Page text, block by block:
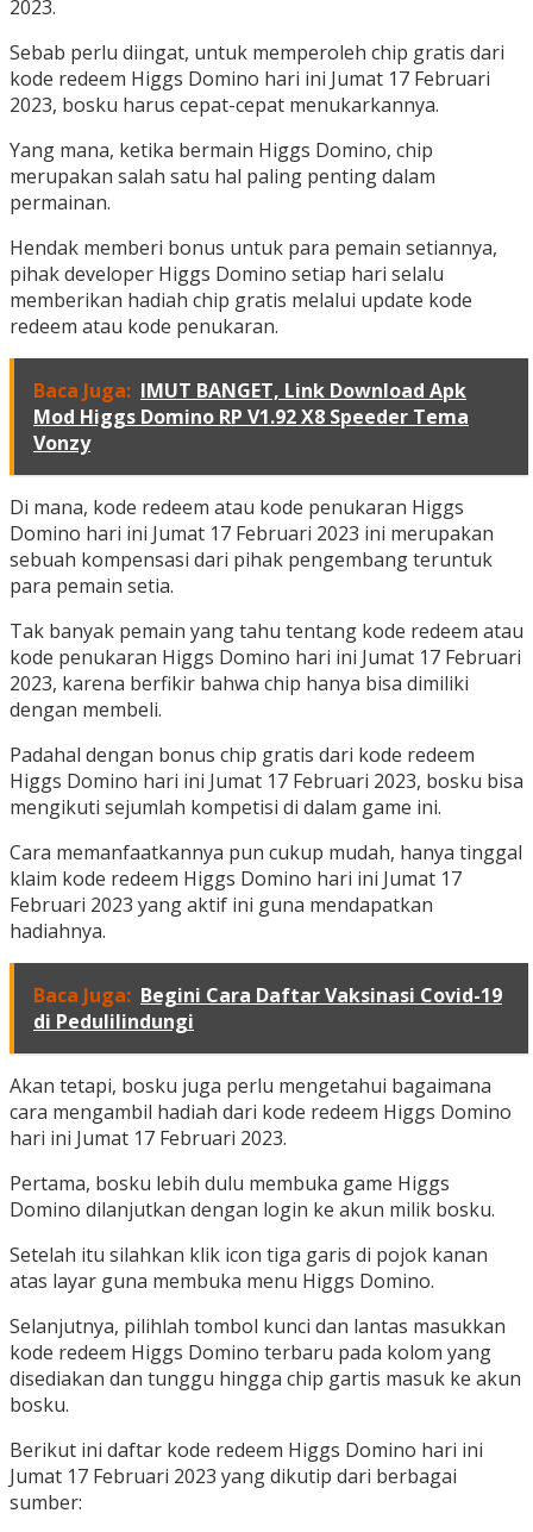
2023.
Sebab perlu diingat, untuk memperoleh chip gratis dari
kode redeem Higgs Domino hari ini Jumat 17 Februari
2023, bosku harus cepat-cepat menukarkannya.
Yang mana, ketika bermain Higgs Domino, chip
merupakan salah satu hal paling penting dalam
permainan.
Hendak memberi bonus untuk para pemain setiannya,
pihak developer Higgs Domino setiap hari selalu
memberikan hadiah chip gratis melalui update kode
redeem atau kode penukaran.
Baca Juga: IMUT BANGET, Link Download Apk
Mod Higgs Domino RP V1.92 X8 Speeder Tema
Vonzy
Di mana, kode redeem atau kode penukaran Higgs
Domino hari ini Jumat 17 Februari 2023 ini merupakan
sebuah kompensasi dari pihak pengembang teruntuk
para pemain setia.
Tak banyak pemain yang tahu tentang kode redeem atau
kode penukaran Higgs Domino hari ini Jumat 17 Februari
2023, karena berfikir bahwa chip hanya bisa dimiliki
dengan membeli.
Padahal dengan bonus chip gratis dari kode redeem
Higgs Domino hari ini Jumat 17 Februari 2023, bosku bisa
mengikuti sejumlah kompetisi di dalam game ini.
Cara memanfaatkannya pun cukup mudah, hanya tinggal
klaim kode redeem Higgs Domino hari ini Jumat 17
Februari 2023 yang aktif ini guna mendapatkan
hadiahnya.
Baca Juga: Begini Cara Daftar Vaksinasi Covid-19
di Pedulilindungi
Akan tetapi, bosku juga perlu mengetahui bagaimana
cara mengambil hadiah dari kode redeem Higgs Domino
hari ini Jumat 17 Februari 2023.
Pertama, bosku lebih dulu membuka game Higgs
Domino dilanjutkan dengan login ke akun milik bosku.
Setelah itu silahkan klik icon tiga garis di pojok kanan
atas layar guna membuka menu Higgs Domino.
Selanjutnya, pilihlah tombol kunci dan lantas masukkan
kode redeem Higgs Domino terbaru pada kolom yang
disediakan dan tunggu hingga chip gartis masuk ke akun
bosku.
Berikut ini daftar kode redeem Higgs Domino hari ini
Jumat 17 Februari 2023 yang dikutip dari berbagai
sumber: